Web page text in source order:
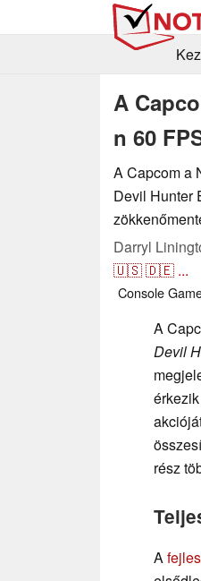
A
n 60
A Capcom a
Devil Hunter
Darryl
🇺🇸🇩🇪 ...
Console
A
Devil
rész
A